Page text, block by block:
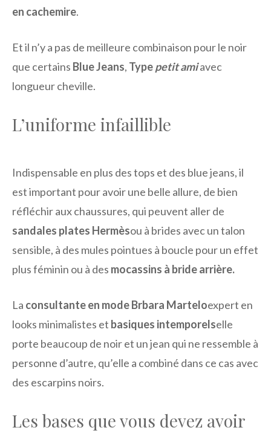
en cachemire.
Et il n’y a pas de meilleure combinaison pour le noir
que certains Blue Jeans, Typepetit amiavec
longueur cheville.
L’uniforme infaillible
Indispensable en plus des tops et des blue jeans, il
est important pour avoir une belle allure, de bien
réfléchir aux chaussures, qui peuvent aller de
sandales plates Hermèsou à brides avec un talon
sensible, à des mules pointues à boucle pour un effet
plus féminin ou à des mocassins à bride arrière.
La consultante en mode Brbara Marteloexpert en
looks minimalistes et basiques intemporelselle
porte beaucoup de noir et un jean qui ne ressemble à
personne d’autre, qu’elle a combiné dans ce cas avec
des escarpins noirs.
Les bases que vous devez avoir